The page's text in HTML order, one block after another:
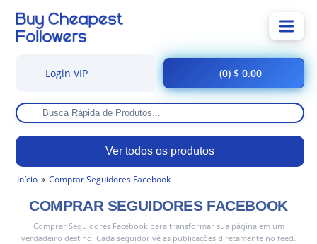
Ver todos os produtos
Login VIP (0) $ 0.00
Início Comprar Seguidores Facebook
COMPRAR SEGUIDORES FACEBOOK
Comprar Seguidores Facebook para transformar sua página em um
verdadeiro destino. Cada seguidor vê as publicações diretamente no feed.